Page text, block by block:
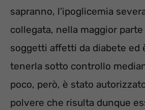
sapranno, l’ipoglicemia
collegata, nella maggior parte
soggetti affetti da diabete ed
tenerla sotto controllo
poco, però, è stato
polvere che risulta dunque